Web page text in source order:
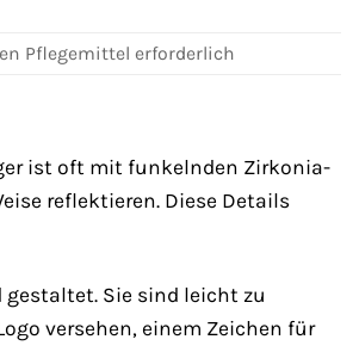
Pflegemittel erforderlich
ist oft mit funkelnden Zirkonia-
reflektieren. Diese Details
Sie sind leicht zu
versehen, einem Zeichen für